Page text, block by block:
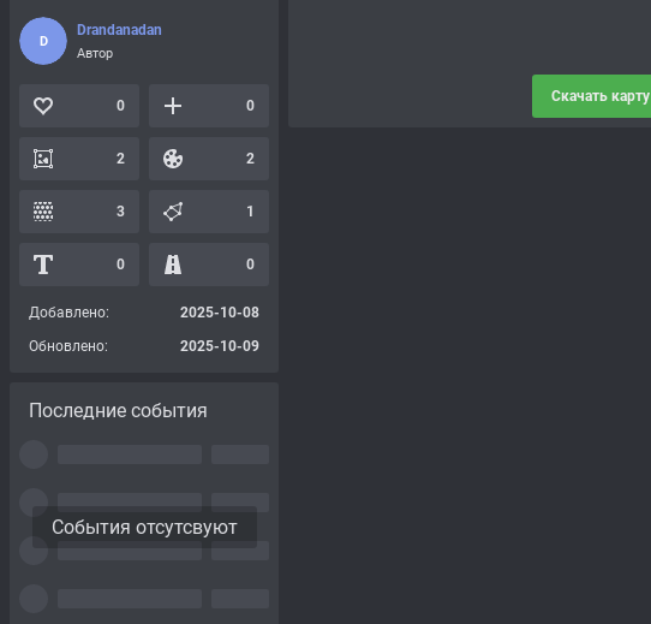
Скачать карту
D
Drandanadan
Автор
0 0
2 2
3 1
0 0
Добавлено:
2025-10-08
Обновлено:
2025-10-09
Последние события
События отсутсвуют